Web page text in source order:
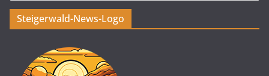
Steigerwald-News-Logo